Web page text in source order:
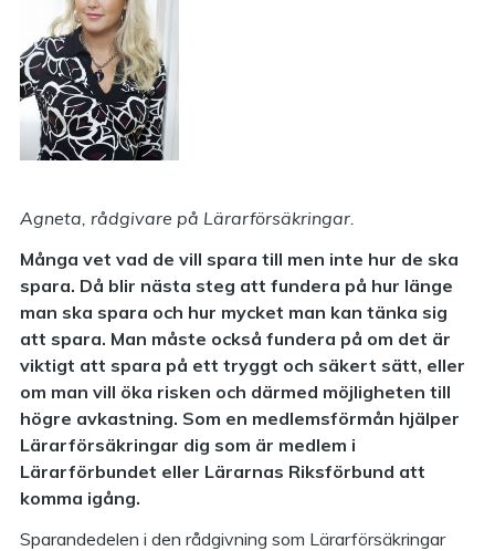
Agneta, rådgivare på Lärarförsäkringar.
Många vet vad de vill spara till men inte hur de ska
spara. Då blir nästa steg att fundera på hur länge
man ska spara och hur mycket man kan tänka sig
att spara. Man måste också fundera på om det är
viktigt att spara på ett tryggt och säkert sätt, eller
om man vill öka risken och därmed möjligheten till
högre avkastning. Som en medlemsförmån hjälper
Lärarförsäkringar dig som är medlem i
Lärarförbundet eller Lärarnas Riksförbund att
komma igång.
Sparandedelen i den rådgivning som Lärarförsäkringar